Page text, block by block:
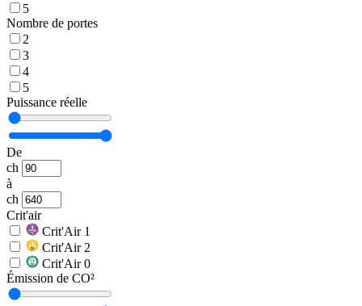
5
Nombre de portes
2
3
4
5
Puissance réelle
De
ch
à
ch
Crit'air
Crit'Air 1
Crit'Air 2
Crit'Air 0
Émission de CO²